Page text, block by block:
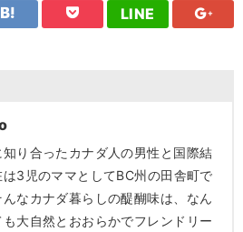
LINE
知り合ったカナダ人の男性と国際結
3児のママとしてBC州の田舎町で
なカナダ暮らしの醍醐味は、なん
も大自然とおおらかでフレンドリー